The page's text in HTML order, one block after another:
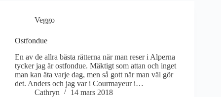
Veggo
Ostfondue
En av de allra bästa rätterna när man reser i Alperna
tycker jag är ostfondue. Mäktigt som attan och inget
man kan äta varje dag, men så gott när man väl gör
det. Anders och jag var i Courmayeur i…
Cathryn
14 mars 2018